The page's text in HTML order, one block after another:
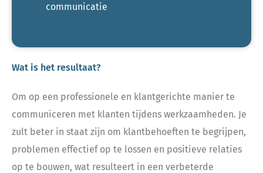
communicatie
Wat is het resultaat?
Om op een professionele en klantgerichte manier te
communiceren met klanten tijdens werkzaamheden. Je
zult beter in staat zijn om klantbehoeften te begrijpen,
problemen effectief op te lossen en positieve relaties
op te bouwen, wat resulteert in een verbeterde